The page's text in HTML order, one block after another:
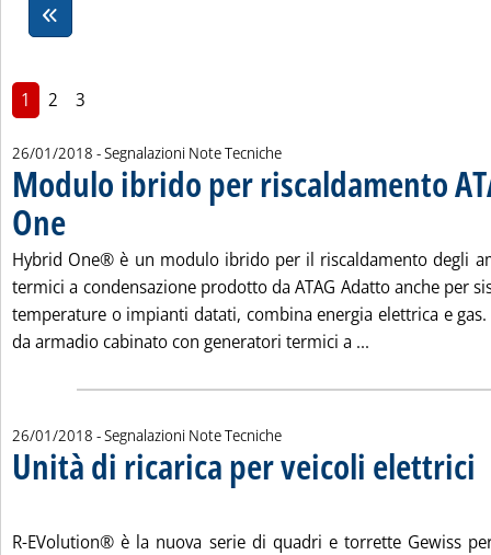
1 2 3
26/01/2018 - Segnalazioni Note Tecniche
Modulo ibrido per riscaldamento
One . Pubblicata venerdì 26 gennaio 2018 alle 11.52.
Hybrid One® è un modulo ibrido per il riscaldamento degli
termici a condensazione prodotto da ATAG Adatto anche per
temperature o impianti datati, combina energia elettrica e
da armadio cabinato con generatori termici a ...
26/01/2018 - Segnalazioni Note Tecniche
Unità di ricarica per veicoli elettrici
. Pubblicata venerdì 26 gennaio 2018 alle 11.52.
R-EVolution® è la nuova serie di quadri e torrette Gewiss